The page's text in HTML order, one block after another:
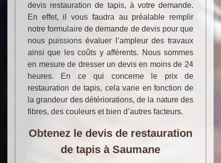
devis restauration de tapis, à votre demande.
En effet, il vous faudra au préalable remplir
notre formulaire de demande de devis pour que
nous puissions évaluer l’ampleur des travaux
ainsi que les coûts y afférents. Nous sommes
en mesure de dresser un devis en moins de 24
heures. En ce qui concerne le prix de
restauration de tapis, cela varie en fonction de
la grandeur des détériorations, de la nature des
fibres, des couleurs et bien d’autres facteurs.
Obtenez le devis de restauration
de tapis à Saumane